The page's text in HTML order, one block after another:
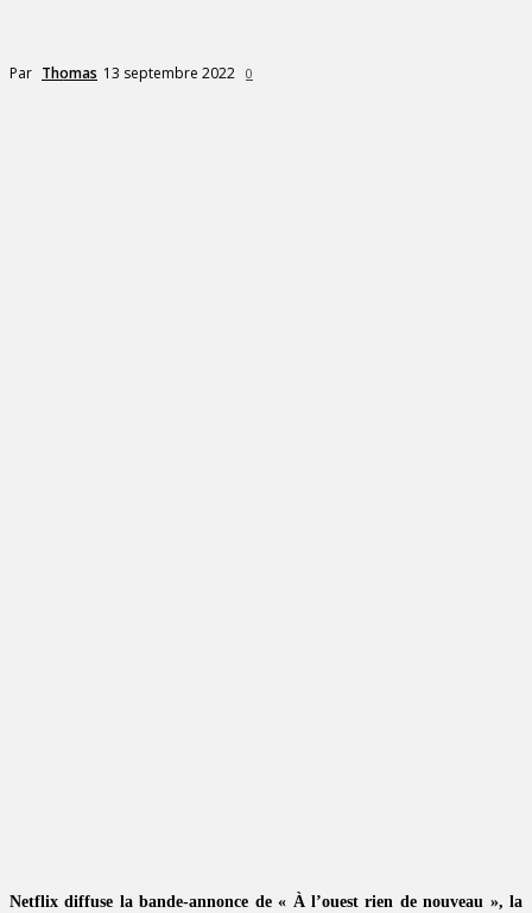
Par Thomas 13 septembre 2022 0
Netflix diffuse la bande-annonce de « À l’ouest rien de nouveau », la